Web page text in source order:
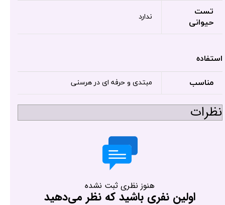
تست
حیوانی
ندارد
استفاده
مناسب مبتدی و حرفه ای در هرسنی
نظرات
هنوز نظری ثبت نشده
اولین نفری باشید که نظر می‌دهید